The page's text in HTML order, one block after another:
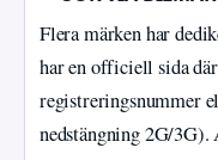
Flera märken har
har en officiell sida
registreringsnummer
nedstängning 2G/3G).